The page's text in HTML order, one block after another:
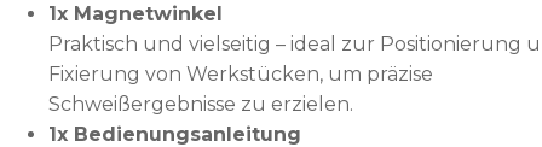
1x Magnetwinkel
Praktisch und vielseitig – ideal zur Positionierung
Fixierung von Werkstücken, um präzise
Schweißergebnisse zu erzielen.
1x Bedienungsanleitung